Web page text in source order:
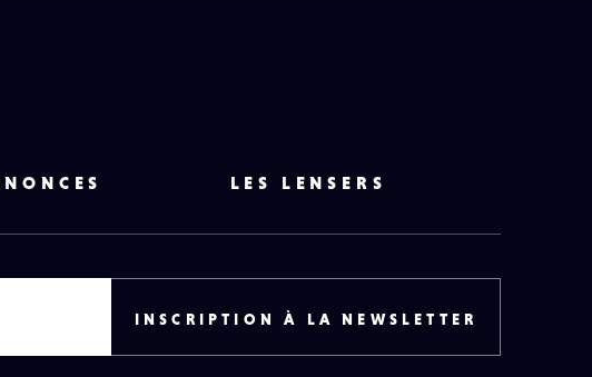
LES LENSERS
INSCRIPTION À LA NEWSLETTER